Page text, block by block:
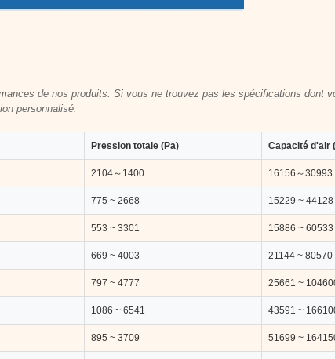
de nos produits. Si vous ne trouvez pas les spécifications dont
personnalisé.
Pression totale (Pa) Capacité d'air
2104～1400 16156～30993
775 ~ 2668 15229 ~ 44128
553 ~ 3301 15886 ~ 60533
669 ~ 4003 21144 ~ 80570
797 ~ 4777 25661 ~
1086 ~ 6541 43591 ~
895 ~ 3709 51699 ~